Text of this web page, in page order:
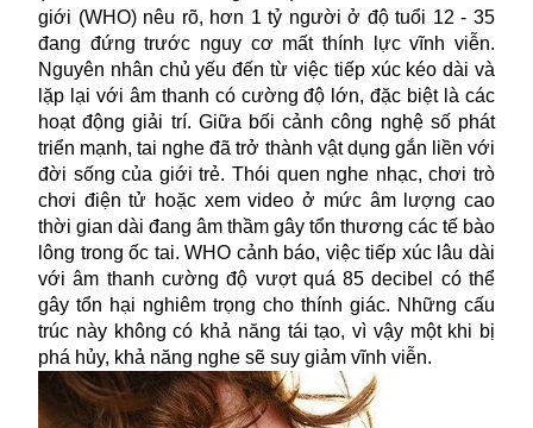
giới (WHO) nêu rõ, hơn 1 tỷ người ở độ tuổi 12 - 35
đang đứng trước nguy cơ mất thính lực vĩnh viễn.
Nguyên nhân chủ yếu đến từ việc tiếp xúc kéo dài và
lặp lại với âm thanh có cường độ lớn, đặc biệt là các
hoạt động giải trí. Giữa bối cảnh công nghệ số phát
triển mạnh, tai nghe đã trở thành vật dụng gắn liền với
đời sống của giới trẻ. Thói quen nghe nhạc, chơi trò
chơi điện tử hoặc xem video ở mức âm lượng cao
thời gian dài đang âm thầm gây tổn thương các tế bào
lông trong ốc tai. WHO cảnh báo, việc tiếp xúc lâu dài
với âm thanh cường độ vượt quá 85 decibel có thể
gây tổn hại nghiêm trọng cho thính giác. Những cấu
trúc này không có khả năng tái tạo, vì vậy một khi bị
phá hủy, khả năng nghe sẽ suy giảm vĩnh viễn.